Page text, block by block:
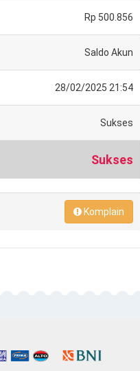
Rp 500.856
Saldo Akun
28/02/2025 21:54
Sukses
Sukses
Komplain